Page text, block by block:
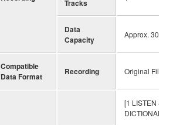
Tracks
Data
Capacity
Approx. 300
Compatible
Data Format
Recording Original File
[1 LISTEN &
DICTIONARY]